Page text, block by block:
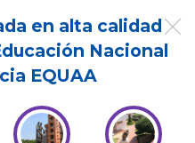
en alta calidad
Nacional
EQUAA